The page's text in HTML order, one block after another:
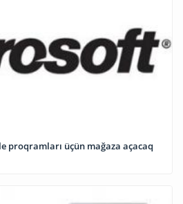
proqramları üçün mağaza açacaq